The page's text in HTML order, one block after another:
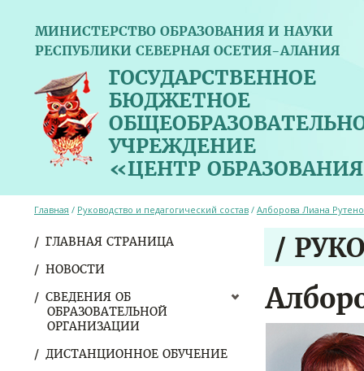
МИНИСТЕРСТВО ОБРАЗОВАНИЯ И НАУКИ
РЕСПУБЛИКИ СЕВЕРНАЯ ОСЕТИЯ-АЛАНИЯ
ГОСУДАРСТВЕННОЕ
БЮДЖЕТНОЕ
УЧРЕЖДЕНИЕ
«ЦЕНТР
ГЛАВНАЯ СТРАНИЦА
НОВОСТИ
СВЕДЕНИЯ ОБ
ОБРАЗОВАТЕЛЬНОЙ
ОРГАНИЗАЦИИ
ДИСТАНЦИОННОЕ ОБУЧЕНИЕ
Главная / Руководство и педагогический состав / Алборова Лиана
/